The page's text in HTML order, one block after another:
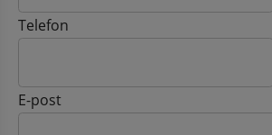
Telefon
E-post